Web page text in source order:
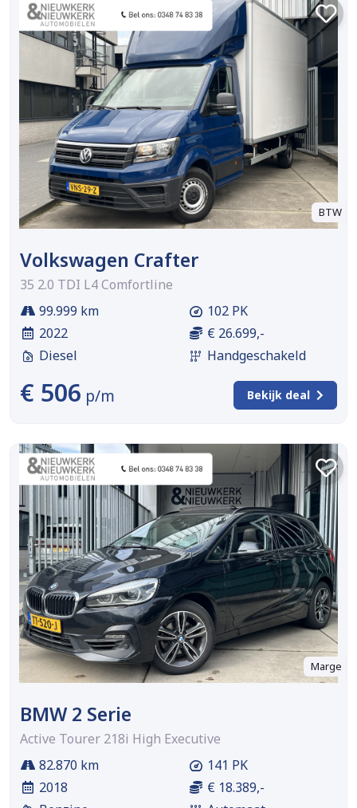
BTW
Volkswagen Crafter
35 2.0 TDI L4 Comfortline
99.999 km
2022
Diesel
102 PK
€ 26.699,-
Handgeschakeld
€ 506 p/m Bekijk deal
Marge
BMW 2 Serie
Active Tourer 218i High Executive
82.870 km
2018
141 PK
€ 18.389,-